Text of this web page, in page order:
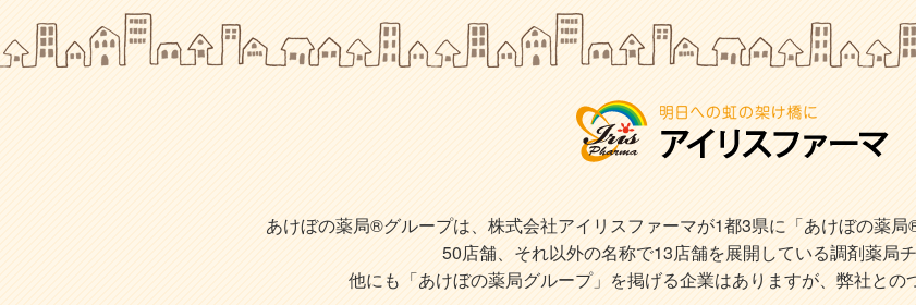
あけぼの薬局®グループは、株式会社アイリスファーマが1都3県に「あけぼの薬
50店舗、それ以外の名称で13店舗を展開している調剤薬局チ
他にも「あけぼの薬局グループ」を掲げる企業はありますが、弊社との